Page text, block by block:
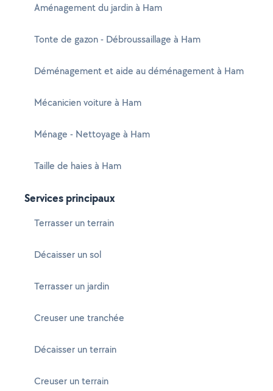
Aménagement du jardin à Ham
Tonte de gazon - Débroussaillage à Ham
Déménagement et aide au déménagement à Ham
Mécanicien voiture à Ham
Ménage - Nettoyage à Ham
Taille de haies à Ham
Services principaux
Terrasser un terrain
Décaisser un sol
Terrasser un jardin
Creuser une tranchée
Décaisser un terrain
Creuser un terrain